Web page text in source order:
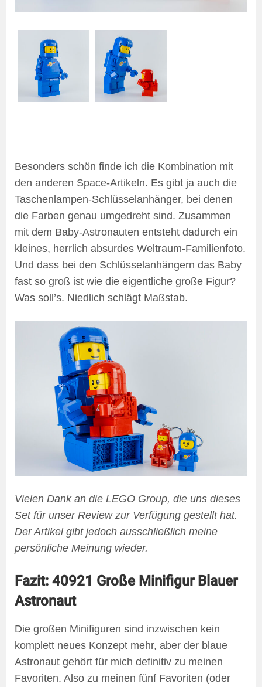
Besonders schön finde ich die Kombination mit
den anderen Space-Artikeln. Es gibt ja auch die
Taschenlampen-Schlüsselanhänger, bei denen
die Farben genau umgedreht sind. Zusammen
mit dem Baby-Astronauten entsteht dadurch ein
kleines, herrlich absurdes Weltraum-Familienfoto.
Und dass bei den Schlüsselanhängern das Baby
fast so groß ist wie die eigentliche große Figur?
Was soll’s. Niedlich schlägt Maßstab.
Vielen Dank an die LEGO Group, die uns dieses
Set für unser Review zur Verfügung gestellt hat.
Der Artikel gibt jedoch ausschließlich meine
persönliche Meinung wieder.
Fazit: 40921 Große Minifigur Blauer
Astronaut
Die großen Minifiguren sind inzwischen kein
komplett neues Konzept mehr, aber der blaue
Astronaut gehört für mich definitiv zu meinen
Favoriten. Also zu meinen fünf Favoriten (oder